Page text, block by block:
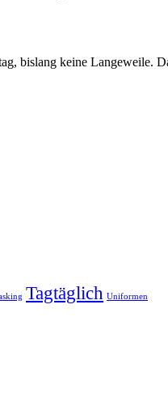
bislang keine Langeweile.
Tagtäglich Uniformen